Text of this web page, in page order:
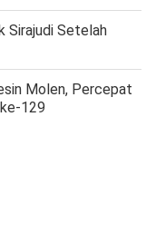
Sirajudi Setelah
Molen, Percepat
129